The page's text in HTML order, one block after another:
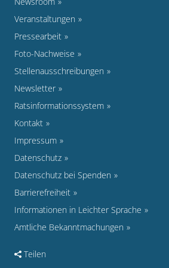
Veranstaltungen
Pressearbeit
Foto-Nachweise
Stellenausschreibungen
Newsletter
Ratsinformationssystem
Kontakt
Impressum
Datenschutz
Datenschutz bei Spenden
Barrierefreiheit
Informationen in Leichter Sprache
Amtliche Bekanntmachungen
Teilen